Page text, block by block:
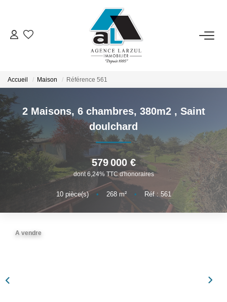
VENTES
LOCATIONS
GESTION
ESTIMATION
PROMOTION
NOTRE AGENCE
Accueil Maison Référence 561
2 Maisons, 6 chambres, 380m2 , Saint
doulchard
579 000 €
dont 6,24% TTC d'honoraires
10pièce(s) • 268m² • Réf : 561
A vendre